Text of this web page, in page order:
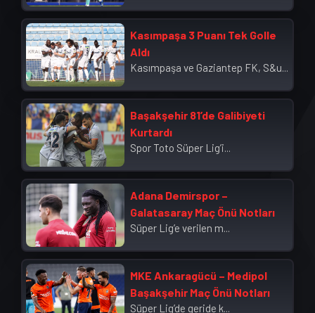
Kasımpaşa 3 Puanı Tek Golle
Aldı
Kasımpaşa ve Gaziantep FK, S&u...
Başakşehir 81’de Galibiyeti
Kurtardı
Spor Toto Süper Lig’i...
Adana Demirspor –
Galatasaray Maç Önü Notları
Süper Lig’e verilen m...
MKE Ankaragücü – Medipol
Başakşehir Maç Önü Notları
Süper Lig’de geride k...